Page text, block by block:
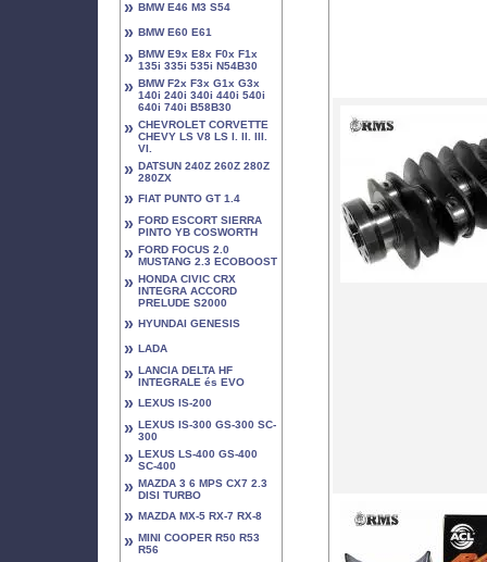
» BMW E46 M3 S54
» BMW E60 E61
» BMW E9x E8x F0x F1x
135i 335i 535i N54B30
» BMW F2x F3x G1x G3x
140i 240i 340i 440i 540i
640i 740i B58B30
» CHEVROLET CORVETTE
CHEVY LS V8 LS I. II. III.
VI.
» DATSUN 240Z 260Z 280Z
280ZX
» FIAT PUNTO GT 1.4
» FORD ESCORT SIERRA
PINTO YB COSWORTH
» FORD FOCUS 2.0
MUSTANG 2.3 ECOBOOST
» HONDA CIVIC CRX
INTEGRA ACCORD
PRELUDE S2000
» HYUNDAI GENESIS
» LADA
» LANCIA DELTA HF
INTEGRALE és EVO
» LEXUS IS-200
» LEXUS IS-300 GS-300 SC-
300
» LEXUS LS-400 GS-400
SC-400
» MAZDA 3 6 MPS CX7 2.3
DISI TURBO
» MAZDA MX-5 RX-7 RX-8
» MINI COOPER R50 R53
R56